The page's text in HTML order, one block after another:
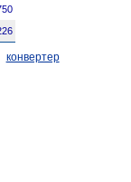
конвертер